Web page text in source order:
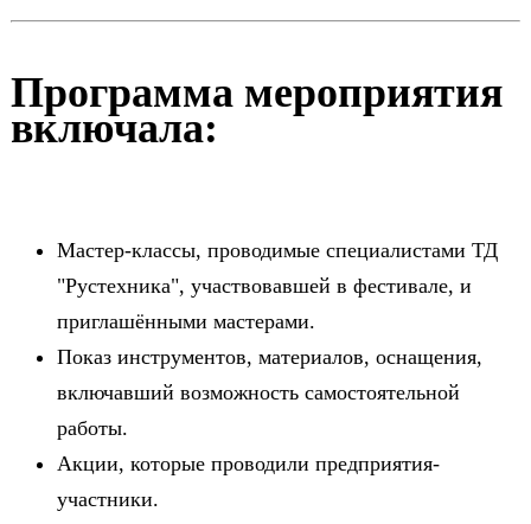
Программа мероприятия
включала:
Мастер-классы, проводимые специалистами ТД
"Рустехника", участвовавшей в фестивале, и
приглашёнными мастерами.
Показ инструментов, материалов, оснащения,
включавший возможность самостоятельной
работы.
Акции, которые проводили предприятия-
участники.